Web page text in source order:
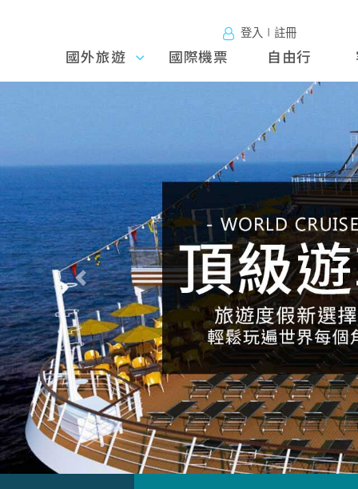
登入∣註冊
國外旅
遊
國外旅遊 國際機票 自由行
往前